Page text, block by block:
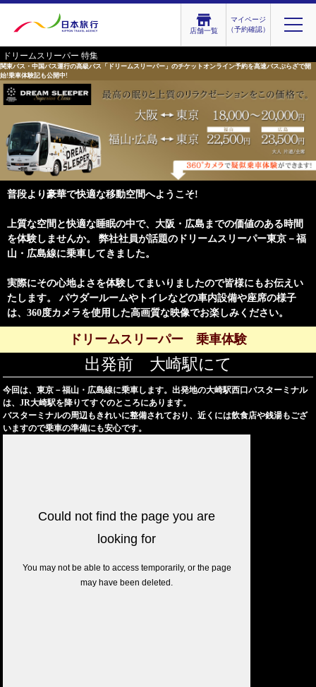
店舗一覧
マイページ
（予約確認）
ドリームスリーパー 特集
関東バス・中国バス運行の高級バス「ドリームスリーパー」のチケットオンライン予約を高速バスぷらざで開
始!乗車体験記も公開中!
普段より豪華で快適な移動空間へようこそ!
上質な空間と快適な睡眠の中で、大阪・広島までの価値のある時間
を体験しませんか。 弊社社員が話題のドリームスリーパー東京－福
山・広島線に乗車してきました。
実際にその心地よさを体験してまいりましたので皆様にもお伝えい
たします。 パウダールームやトイレなどの車内設備や座席の様子
は、360度カメラを使用した高画質な映像でお楽しみください。
ドリームスリーパー 乗車体験
出発前 大崎駅にて
今回は、東京－福山・広島線に乗車します。出発地の大崎駅西口バスターミナル
は、JR大崎駅を降りてすぐのところにあります。
バスターミナルの周辺もきれいに整備されており、近くには飲食店や銭湯もござ
いますので乗車の準備にも安心です。